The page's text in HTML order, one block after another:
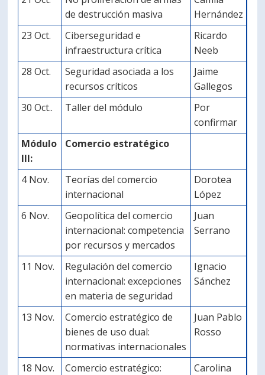
de destrucción masiva
Hernández
23 Oct.
Ciberseguridad e
infraestructura crítica
Ricardo
Neeb
28 Oct.
Seguridad asociada a los
recursos críticos
Jaime
Gallegos
30 Oct..
Taller del módulo
Por
confirmar
Módulo
III:
Comercio estratégico
4 Nov.
Teorías del comercio
internacional
Dorotea
López
6 Nov.
Geopolítica del comercio
internacional: competencia
por recursos y mercados
Juan
Serrano
11 Nov.
Regulación del comercio
internacional: excepciones
en materia de seguridad
Ignacio
Sánchez
13 Nov.
Comercio estratégico de
bienes de uso dual:
normativas internacionales
Juan Pablo
Rosso
18 Nov.
Comercio estratégico:
Carolina